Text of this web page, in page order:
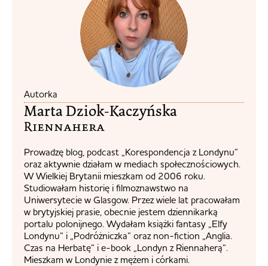
Autorka
Marta Dziok-Kaczyńska
Riennahera​
Prowadzę blog, podcast „Korespondencja z Londynu”
oraz aktywnie działam w mediach społecznościowych.
W Wielkiej Brytanii mieszkam od 2006 roku.
Studiowałam historię i filmoznawstwo na
Uniwersytecie w Glasgow. Przez wiele lat pracowałam
w brytyjskiej prasie, obecnie jestem dziennikarką
portalu polonijnego. Wydałam książki fantasy „Elfy
Londynu” i „Podróżniczka” oraz non-fiction „Anglia.
Czas na Herbatę” i e-book „Londyn z Riennaherą”.
Mieszkam w Londynie z mężem i córkami.